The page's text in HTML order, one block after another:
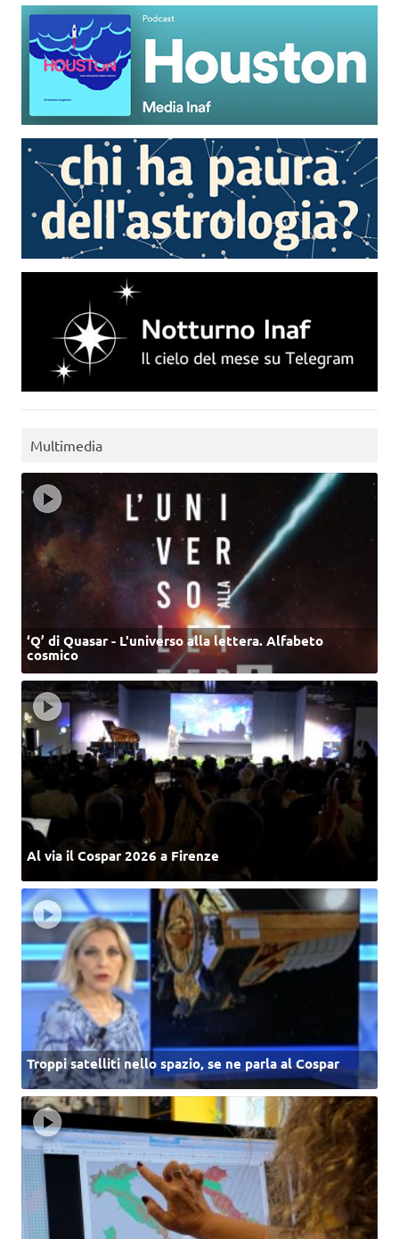
Multimedia
‘Q’ di Quasar - L'universo alla lettera. Alfabeto
cosmico
Al via il Cospar 2026 a Firenze
Troppi satelliti nello spazio, se ne parla al Cospar